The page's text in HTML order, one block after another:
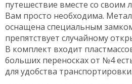
путешествие вместе со
Вам просто необходима.
оснащена специальным
препятствует случайному
В комплект входит
больших переносках от №4
для удобства транспортировки.